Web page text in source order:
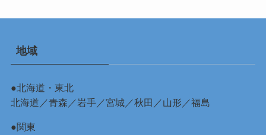
地域
●北海道・東北
北海道 ／青森 ／岩手／宮城 ／秋田 ／山形 ／福島
●関東